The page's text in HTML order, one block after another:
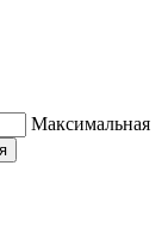
Максимальная